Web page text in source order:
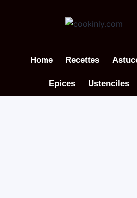
Home Recettes
Epices Ustenciles